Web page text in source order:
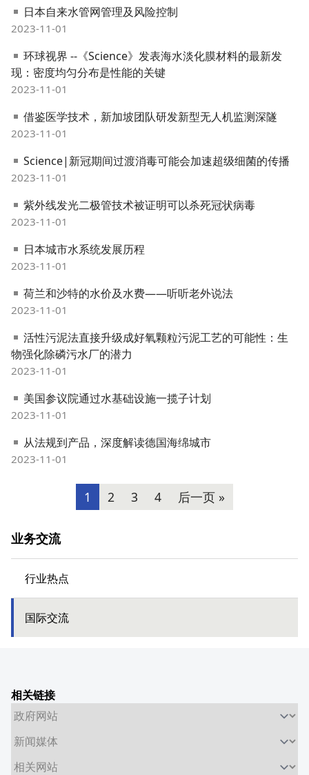
业务交流
行业热点
国际交流
日本自来水管网管理及风险控制
2023-11-01
环球视界 --《Science》发表海水淡化膜材料的最新发
现：密度均匀分布是性能的关键
2023-11-01
借鉴医学技术，新加坡团队研发新型无人机监测深隧
2023-11-01
Science|新冠期间过渡消毒可能会加速超级细菌的传播
2023-11-01
紫外线发光二极管技术被证明可以杀死冠状病毒
2023-11-01
日本城市水系统发展历程
2023-11-01
荷兰和沙特的水价及水费——听听老外说法
2023-11-01
活性污泥法直接升级成好氧颗粒污泥工艺的可能性：生
物强化除磷污水厂的潜力
2023-11-01
美国参议院通过水基础设施一揽子计划
2023-11-01
从法规到产品，深度解读德国海绵城市
2023-11-01
1 2 3 4 后一页 »
相关链接